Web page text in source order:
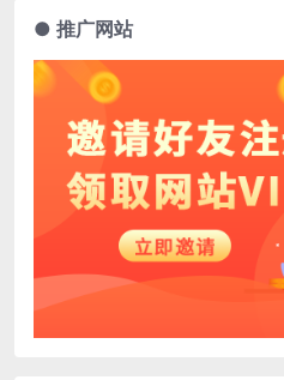
● 推广网站